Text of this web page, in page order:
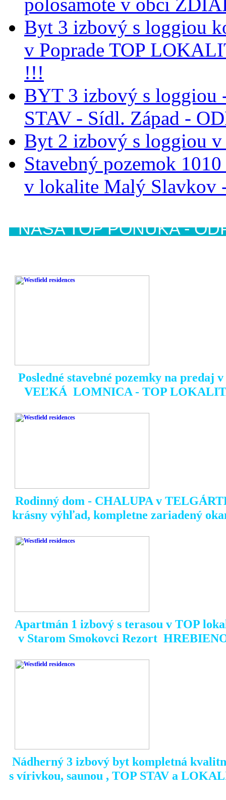
polosamote v obci
Byt 3 izbový s loggiou
v Poprade TOP
!!!
BYT 3 izbový s loggiou
STAV - Sídl. Západ -
Byt 2 izbový s loggiou v
Stavebný pozemok
v lokalite Malý Slavkov
NAŠA TOP PONUKA -
Posledné stavebné pozemky na
VEĽKÁ LOMNICA - TOP
Rodinný dom - CHALUPA v
krásny výhľad, kompletne zariadený
Apartmán 1 izbový s terasou v TOP
v Starom Smokovci Rezort
Nádherný 3 izbový byt kompletná
s vírivkou, saunou , TOP STAV a